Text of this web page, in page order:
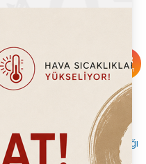
Marshmallow 1kg
% 33
İndirim
600.00
Sepete Ekle